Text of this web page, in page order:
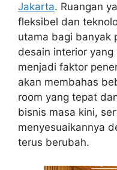
Jakarta. Ruangan
fleksibel dan
utama bagi banyak
desain interior
menjadi faktor
akan membahas
room yang tepat
bisnis masa kini,
menyesuaikannya
terus berubah.